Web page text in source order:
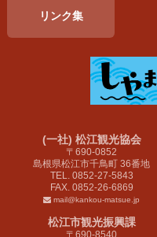
リンク集
(一社) 松江観光協会
〒690-0852
島根県松江市千鳥町 36番地
TEL. 0852-27-5843
FAX. 0852-26-6869
mail@kankou-matsue.jp
松江市観光振興課